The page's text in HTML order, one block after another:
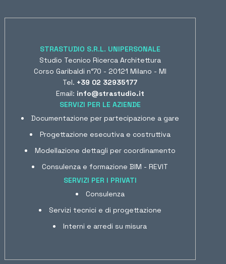
STRASTUDIO S.R.L. UNIPERSONALE
Studio Tecnico Ricerca Architettura
Corso Garibaldi n°70 - 20121 Milano - MI
Tel. +39 02 32935177
Email: info@strastudio.it
SERVIZI PER LE AZIENDE
Documentazione per partecipazione a gare
Progettazione esecutiva e costruttiva
Modellazione dettagli per coordinamento
Consulenza e formazione BIM - REVIT
SERVIZI PER I PRIVATI
Consulenza
Servizi tecnici e di progettazione
Interni e arredi su misura